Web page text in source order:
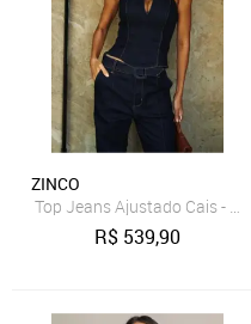
ZINCO
Top Jeans Ajustado Cais - Azul
R$ 539,90